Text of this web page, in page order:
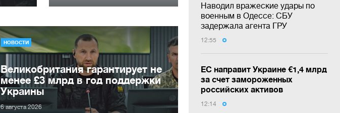
Наводил вражеские удары по
военным в Одессе: СБУ
задержала агента ГРУ
12:55
ЕС направит Украине €1,4 млрд
за счет замороженных
российских активов
12:14
НОВОСТИ
Великобритания гарантирует не
менее £3 млрд в год поддержки
Украины
6 августа 2026